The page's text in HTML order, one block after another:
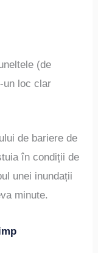
(de
un loc clar
de bariere de
în condiții de
unei inundații
minute.